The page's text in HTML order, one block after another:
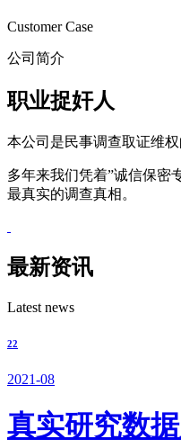
Customer Case
公司简介
职业捉奸人
本公司是民事调查取证维权
多年来我们凭着”诚信保密
最真实的调查真相。
最新资讯
Latest news
22
2021-08
真实研究数